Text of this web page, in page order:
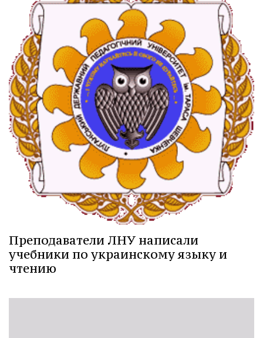
Преподаватели ЛНУ написали
учебники по украинскому языку и
чтению